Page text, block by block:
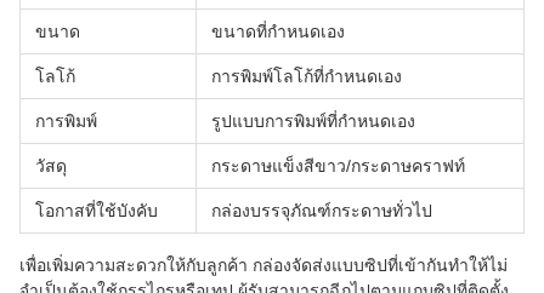
ขนาด ขนาดที่กำหนดเอง
โลโก้ การพิมพ์โลโก้ที่กำหนดเอง
การพิมพ์ รูปแบบการพิมพ์ที่กำหนดเอง
วัสดุ กระดาษแข็งสีขาว/กระดาษคราฟท์
โอกาสที่ใช้บังคับ กล่องบรรจุภัณฑ์กระดาษทั่วไป
เพื่อเพิ่มความสะดวกให้กับลูกค้า กล่องจัดส่งแบบซิปที่เข้ากันทำให้ไม่